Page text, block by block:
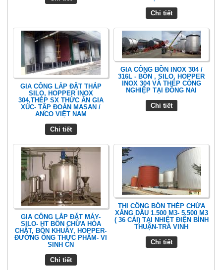
Chi tiết
GIA CÔNG LẮP ĐẶT THÁP
SILO, HOPPER INOX
304,THÉP SX THỨC ĂN GIA
XÚC- TẬP ĐOÀN MASAN /
ANCO VIỆT NAM
Chi tiết
GIA CÔNG BỒN INOX 304 /
316L - BỒN , SILO, HOPPER
INOX 304 VÀ THÉP CÔNG
NGHIỆP TẠI ĐỒNG NAI
Chi tiết
GIA CÔNG LẮP ĐẶT MÁY-
SILO- HT BỒN CHỨA HÓA
CHẤT, BỒN KHUẤY, HOPPER-
ĐƯỜNG ỐNG THỰC PHẨM- VI
SINH CN
Chi tiết
THI CÔNG BỒN THÉP CHỨA
XĂNG DẦU 1.500 M3- 5.500 M3
( 36 CÁI) TẠI NHIỆT ĐIỆN BÌNH
THUẬN-TRÀ VINH
Chi tiết